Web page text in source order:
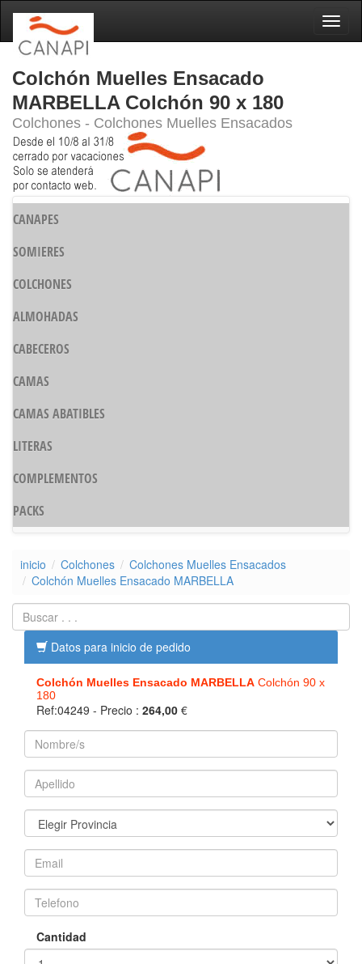
Colchón Muelles Ensacado
MARBELLA Colchón 90 x 180
Colchones - Colchones Muelles Ensacados
CANAPES
SOMIERES
COLCHONES
ALMOHADAS
CABECEROS
CAMAS
CAMAS ABATIBLES
LITERAS
COMPLEMENTOS
PACKS
inicio Colchones
Colchones Muelles Ensacados
Colchón Muelles Ensacado MARBELLA
Datos para inicio de pedido
Colchón Muelles Ensacado MARBELLA Colchón 90 x
180
Ref:04249 - Precio : 264,00 €
Cantidad